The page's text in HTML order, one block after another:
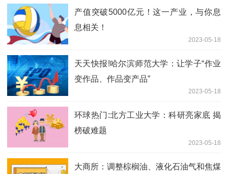
产值突破5000亿元！这一产业，与你息
息相关！
2023-05-18
天天快报!哈尔滨师范大学：让学子“作业
变作品、作品变产品”
2023-05-18
环球热门:北方工业大学：科研亮家底 揭
榜破难题
2023-05-18
大商所：调整棕榈油、液化石油气和焦煤